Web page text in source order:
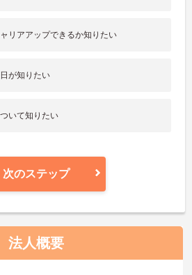
リアアップできるか知りたい
が知りたい
いて知りたい
次のステップ
法人概要